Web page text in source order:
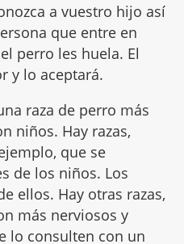
a vuestro hijo así
que entre en
perro les huela. El
y lo aceptará.
raza de perro más
niños. Hay razas,
que se
de los niños. Los
ellos. Hay otras razas,
más nerviosos y
lo consulten con un